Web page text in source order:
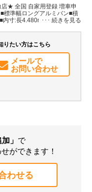
部含む）
★ 全国 自家用登録 増車申
標準幅ロングアルミバン■積
内寸:長4.480mm 幅1.760mm
ニター■タイヤ溝あり
りたい方はこちら
メールで
お問い合わせ
」 で
ができます！
わせる